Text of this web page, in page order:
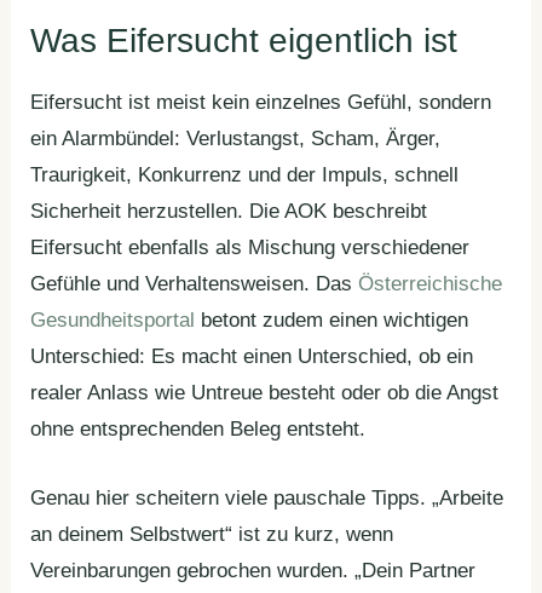
Was Eifersucht eigentlich ist
Eifersucht ist meist kein einzelnes Gefühl, sondern
ein Alarmbündel: Verlustangst, Scham, Ärger,
Traurigkeit, Konkurrenz und der Impuls, schnell
Sicherheit herzustellen. Die AOK beschreibt
Eifersucht ebenfalls als Mischung verschiedener
Gefühle und Verhaltensweisen. Das Österreichische
Gesundheitsportal betont zudem einen wichtigen
Unterschied: Es macht einen Unterschied, ob ein
realer Anlass wie Untreue besteht oder ob die Angst
ohne entsprechenden Beleg entsteht.
Genau hier scheitern viele pauschale Tipps. „Arbeite
an deinem Selbstwert“ ist zu kurz, wenn
Vereinbarungen gebrochen wurden. „Dein Partner